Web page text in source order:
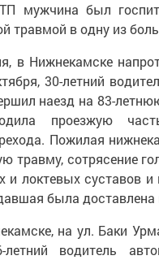
мужчина был
травмой в одну из
в Нижнекамске
30-летний
наезд на 83-
проезжую
Пожилая
травму, сотрясение
локтевых суставов и
была доставлена
на ул. Баки
водитель